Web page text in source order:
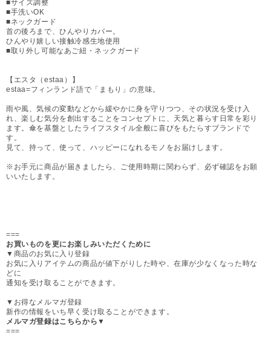
■サイズ調整
■手洗いOK
■ネックガード
首の後ろまで、ひんやりカバー。
ひんやり嬉しい接触冷感生地使用
■取り外し可能なあご紐・ネックガード
【エスタ（estaa）】
estaa=フィンランド語で「まもり」の意味。
雨や風、気候の変動などから緩やかに身を守りつつ、その状況を受け入
れ、楽しむ気分を創出することをコンセプトに、天気と暮らす日常を彩り
ます。傘を基盤としたライフスタイル全般に喜びをもたらすブランドで
す。
見て、持って、使って、ハッピーになれるモノをお届けします。
※お手元に商品が届きましたら、ご使用時期に関わらず、必ず確認をお願
いいたします。
===
お買いものを更にお楽しみいただくために
▼商品のお気に入り登録
お気に入りアイテムの商品が値下がりした時や、在庫が少なくなった時な
どに
通知を受け取ることができます。
▼お得なメルマガ登録
新作の情報をいち早く受け取ることができます。
メルマガ登録はこちらから▼
===